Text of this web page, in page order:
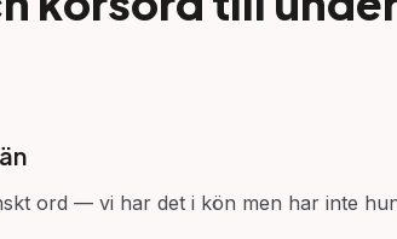
ord — vi har det i kön men har inte